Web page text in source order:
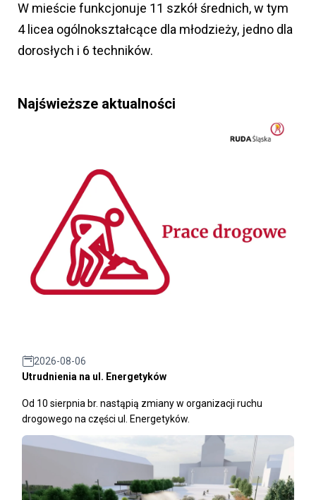
W mieście funkcjonuje 11 szkół średnich, w tym
4 licea ogólnokształcące dla młodzieży, jedno dla
dorosłych i 6 techników.
Najświeższe aktualności
2026-08-06
Utrudnienia na ul. Energetyków
Od 10 sierpnia br. nastąpią zmiany w organizacji ruchu
drogowego na części ul. Energetyków.